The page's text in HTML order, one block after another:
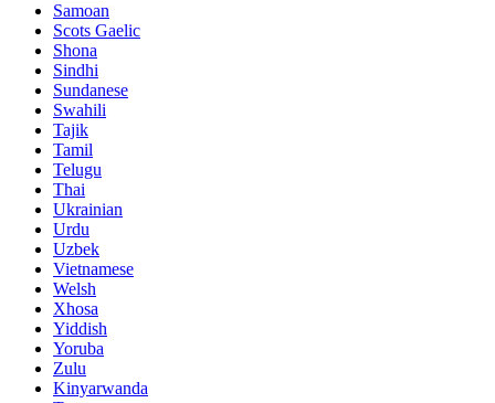
Samoan
Scots Gaelic
Shona
Sindhi
Sundanese
Swahili
Tajik
Tamil
Telugu
Thai
Ukrainian
Urdu
Uzbek
Vietnamese
Welsh
Xhosa
Yiddish
Yoruba
Zulu
Kinyarwanda